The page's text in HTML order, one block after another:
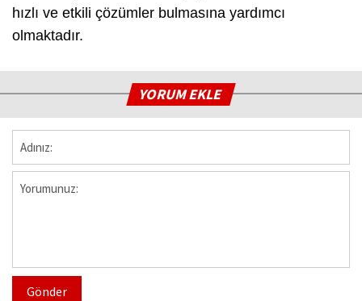
hızlı ve etkili çözümler bulmasına yardımcı
olmaktadır.
YORUM EKLE
Gönder